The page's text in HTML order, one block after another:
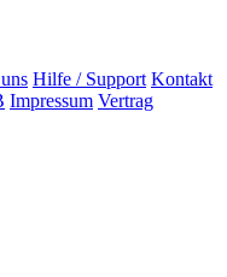
Hilfe / Support Kontakt
Impressum Vertrag